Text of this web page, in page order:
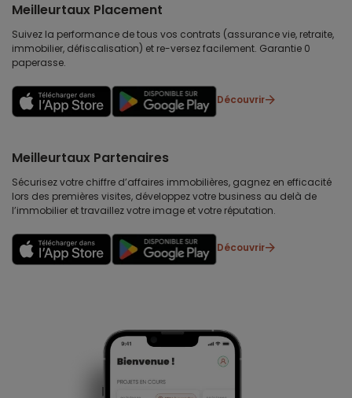
Meilleurtaux Placement
Suivez la performance de tous vos contrats (assurance vie, retraite,
immobilier, défiscalisation) et re-versez facilement. Garantie 0
paperasse.
Découvrir
Meilleurtaux Partenaires
Sécurisez votre chiffre d’affaires immobilières, gagnez en efficacité
lors des premières visites, développez votre business au delà de
l’immobilier et travaillez votre image et votre réputation.
Découvrir